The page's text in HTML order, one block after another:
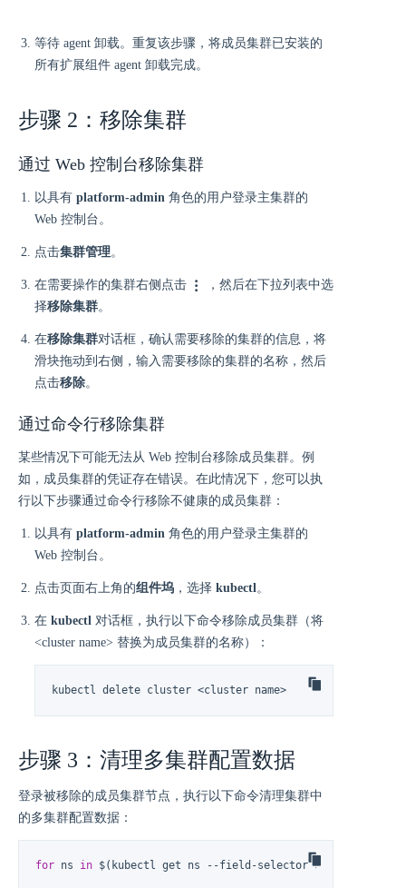
等待 agent 卸载。重复该步骤，将成员集群已安装的
所有扩展组件 agent 卸载完成。
步骤 2：移除集群
通过 Web 控制台移除集群
以具有 platform-admin 角色的用户登录主集群的
Web 控制台。
点击集群管理。
在需要操作的集群右侧点击
，然后在下拉列表中选
择移除集群。
在移除集群对话框，确认需要移除的集群的信息，将
滑块拖动到右侧，输入需要移除的集群的名称，然后
点击移除。
通过命令行移除集群
某些情况下可能无法从 Web 控制台移除成员集群。例
如，成员集群的凭证存在错误。在此情况下，您可以执
行以下步骤通过命令行移除不健康的成员集群：
以具有 platform-admin 角色的用户登录主集群的
Web 控制台。
点击页面右上角的组件坞 ，选择 kubectl。
在 kubectl 对话框，执行以下命令移除成员集群（将
<cluster name> 替换为成员集群的名称）：
kubectl delete cluster <cluster name>
步骤 3：清理多集群配置数据
登录被移除的成员集群节点，执行以下命令清理集群中
的多集群配置数据：
for ns in $(kubectl get ns --field-selector